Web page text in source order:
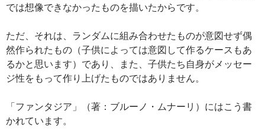
では想像できなかったものを描いたからです。
ただ、それは、ランダムに組み合わせたものが意図せず偶
然作られたもの（子供によっては意図して作るケースもあ
るかと思います）であり、また、子供たち自身がメッセー
ジ性をもって作り上げたものではありません。
「ファンタジア」（著：ブルーノ・ムナーリ）にはこう書
かれています。